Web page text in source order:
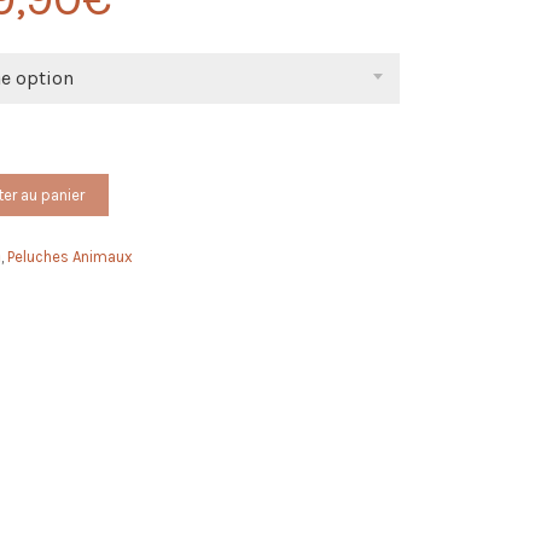
option
au panier
Peluches Animaux